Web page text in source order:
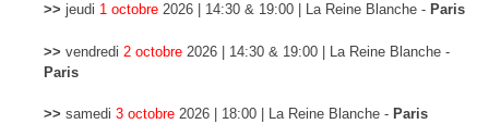
musicale pour néophytes désireux d’en savoir plus et surtout d’être
pas de paupières », on peut aujourd’hui ne pas avoir « la haine de la
musique » mais le culot de l’expérimentation neurologique. »
>> jeudi 1 octobre 2026 | 14:30 & 19:00 | La Reine Blanche - Paris
>> vendredi 2 octobre 2026 | 14:30 & 19:00 | La Reine Blanche -
Paris
>> samedi3 octobre 2026 | 18:00 | La Reine Blanche - Paris